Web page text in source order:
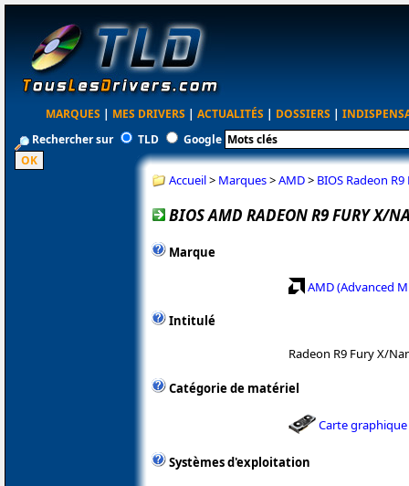
MARQUES | MES DRIVERS | ACTUALITÉS | DOSSIERS |
Rechercher sur
TLD Google
Accueil> Marques>AMD> BIOS Radeon
BIOS AMD RADEON R9 FURY X/
Marque
AMD (Advanced
Intitulé
Radeon R9 Fury X/
Catégorie de matériel
Carte graphique
Systèmes d'exploitation